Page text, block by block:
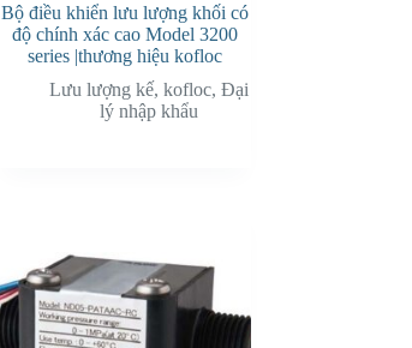
Bộ điều khiển lưu lượng khối có
độ chính xác cao Model 3200
series |thương hiệu kofloc
Lưu lượng kế, kofloc, Đại
lý nhập khẩu